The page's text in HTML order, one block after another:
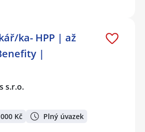
ka- HPP | až
|
s.r.o.
Kč Plný úvazek